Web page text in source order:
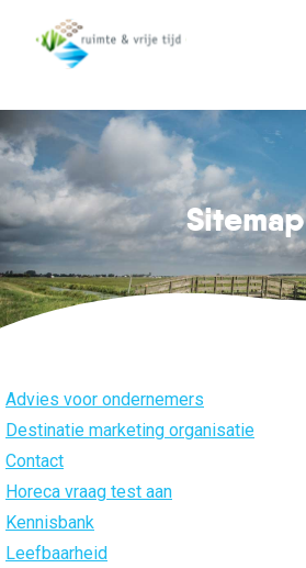
Sitemap
Je bent hier:
Advies voor ondernemers
Destinatie marketing organisatie
Contact
Horeca vraag test aan
Kennisbank
Leefbaarheid